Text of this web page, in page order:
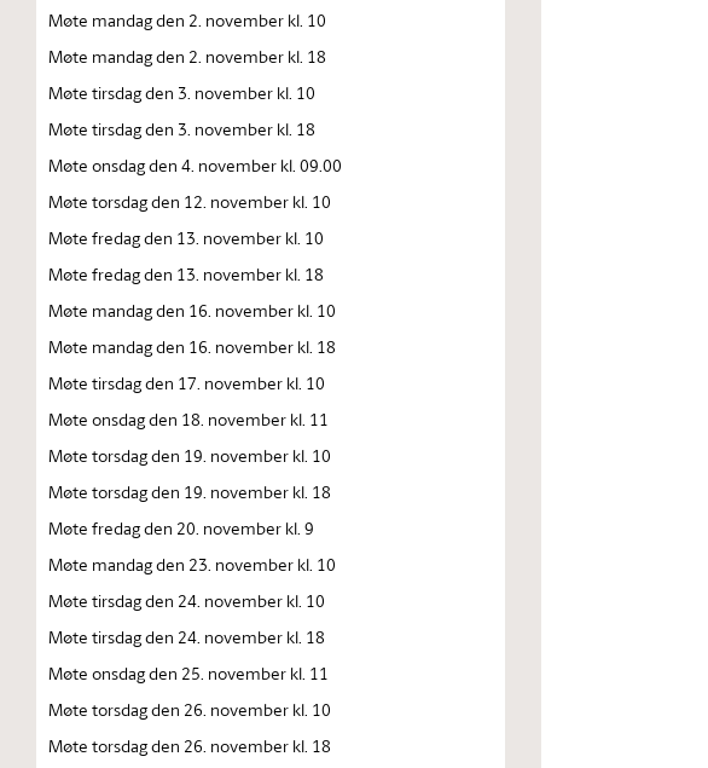
Møte mandag den 2. november kl. 10
Møte mandag den 2. november kl. 18
Møte tirsdag den 3. november kl. 10
Møte tirsdag den 3. november kl. 18
Møte onsdag den 4. november kl. 09.00
Møte torsdag den 12. november kl. 10
Møte fredag den 13. november kl. 10
Møte fredag den 13. november kl. 18
Møte mandag den 16. november kl. 10
Møte mandag den 16. november kl. 18
Møte tirsdag den 17. november kl. 10
Møte onsdag den 18. november kl. 11
Møte torsdag den 19. november kl. 10
Møte torsdag den 19. november kl. 18
Møte fredag den 20. november kl. 9
Møte mandag den 23. november kl. 10
Møte tirsdag den 24. november kl. 10
Møte tirsdag den 24. november kl. 18
Møte onsdag den 25. november kl. 11
Møte torsdag den 26. november kl. 10
Møte torsdag den 26. november kl. 18